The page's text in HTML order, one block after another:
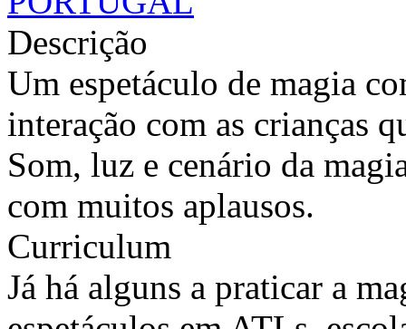
Descrição
Um espetáculo de magia
interação com as crianças
Som, luz e cenário da
com muitos aplausos.
Curriculum
Já há alguns a praticar a